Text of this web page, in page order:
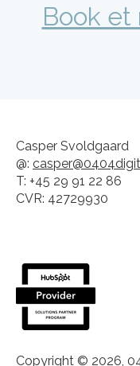
Book
Casper Svoldgaard
@:
T: +45 29 91 22 86
CVR: 42729930
Copyright © 2026,